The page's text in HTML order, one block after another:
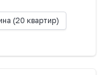
(20 квартир)